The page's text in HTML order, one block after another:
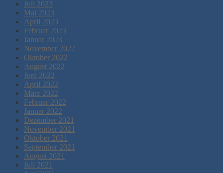
Juli 2023
Mai 2023
April 2023
Februar 2023
Januar 2023
November 2022
Oktober 2022
August 2022
Juni 2022
April 2022
März 2022
Februar 2022
Januar 2022
Dezember 2021
November 2021
Oktober 2021
September 2021
August 2021
Juli 2021